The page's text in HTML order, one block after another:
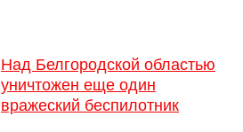
Над Белгородской областью
уничтожен еще один
вражеский беспилотник